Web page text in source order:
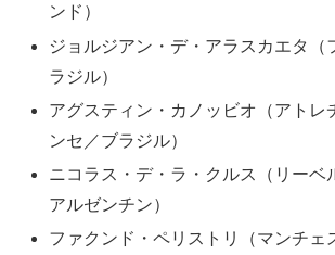
ンド）
ジョルジアン・デ・アラスカエタ（
ラジル）
アグスティン・カノッビオ（アトレ
ンセ／ブラジル）
ニコラス・デ・ラ・クルス（リーベ
アルゼンチン）
ファクンド・ペリストリ（マンチェ